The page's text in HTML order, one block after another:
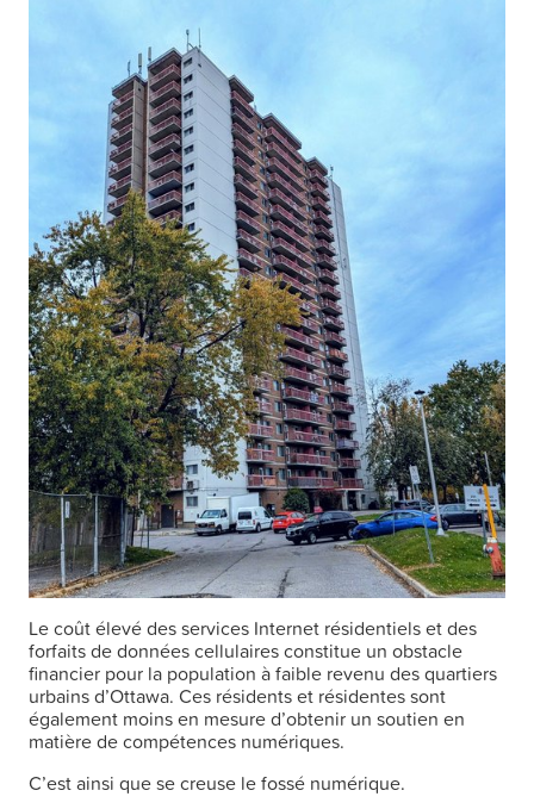
Le coût élevé des services Internet résidentiels et des
forfaits de données cellulaires constitue un obstacle
financier pour la population à faible revenu des quartiers
urbains d’Ottawa. Ces résidents et résidentes sont
également moins en mesure d’obtenir un soutien en
matière de compétences numériques.
C’est ainsi que se creuse le fossé numérique.